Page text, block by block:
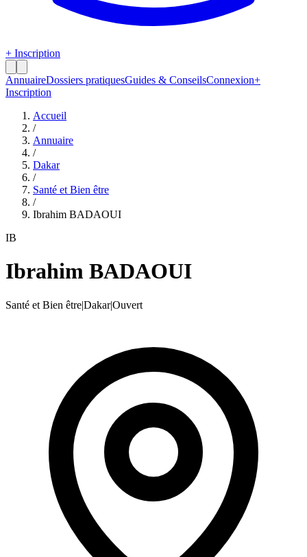
+ Inscription
AnnuaireDossiers pratiquesGuides & ConseilsConnexion+
Inscription
Accueil
/
Annuaire
/
Dakar
/
Santé et Bien être
/
Ibrahim BADAOUI
IB
Ibrahim BADAOUI
Santé et Bien être|Dakar|Ouvert